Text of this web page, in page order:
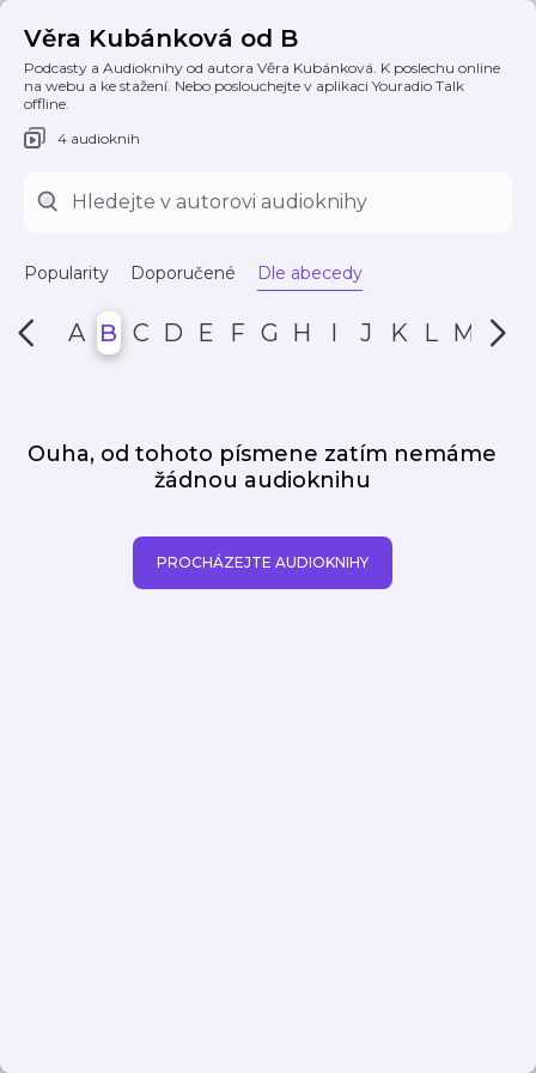
Věra Kubánková od B
Podcasty a Audioknihy od autora Věra Kubánková. K poslechu online
na webu a ke stažení. Nebo poslouchejte v aplikaci Youradio Talk
offline.
4 audioknih
Popularity Doporučené Dle abecedy
A B C D E F G H I J K L M N
Ouha, od tohoto písmene zatím nemáme
žádnou audioknihu
PROCHÁZEJTE AUDIOKNIHY